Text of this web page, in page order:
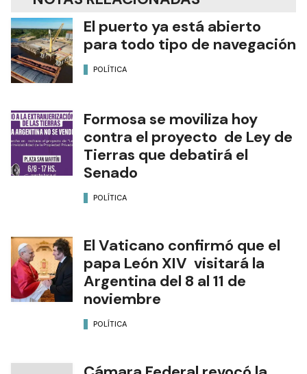
El puerto ya está abierto
para todo tipo de navegación
POLÍTICA
Formosa se moviliza hoy
contra el proyecto de Ley de
Tierras que debatirá el
Senado
POLÍTICA
El Vaticano confirmó que el
papa León XIV visitará la
Argentina del 8 al 11 de
noviembre
POLÍTICA